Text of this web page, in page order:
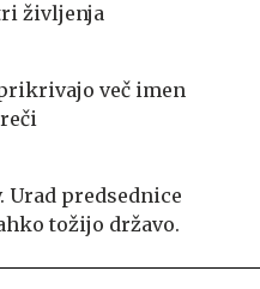
življenja
več imen
Urad predsednice
tožijo državo.